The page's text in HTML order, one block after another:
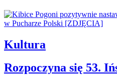
Kultura
Rozpoczyna się 53.